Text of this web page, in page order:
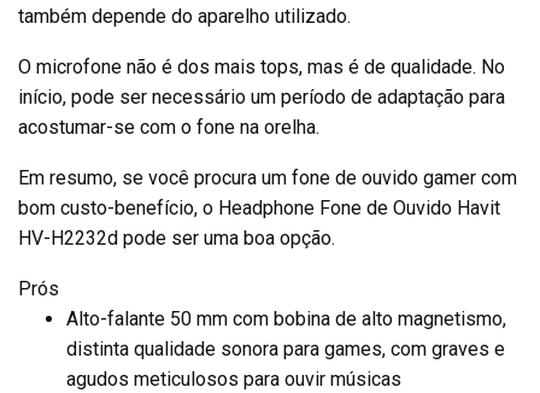
também depende do aparelho utilizado.
O microfone não é dos mais tops, mas é de qualidade. No
início, pode ser necessário um período de adaptação para
acostumar-se com o fone na orelha.
Em resumo, se você procura um fone de ouvido gamer com
bom custo-benefício, o Headphone Fone de Ouvido Havit
HV-H2232d pode ser uma boa opção.
Prós
Alto-falante 50 mm com bobina de alto magnetismo,
distinta qualidade sonora para games, com graves e
agudos meticulosos para ouvir músicas